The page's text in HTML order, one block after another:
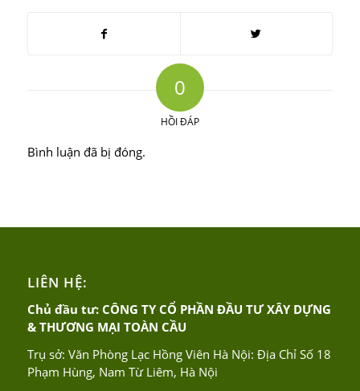
0
HỒI ĐÁP
Bình luận đã bị đóng.
LIÊN HỆ:
Chủ đầu tư: CÔNG TY CỔ PHẦN ĐẦU TƯ XÂY DỰNG
& THƯƠNG MẠI TOÀN CẦU
Trụ sở: Văn Phòng Lạc Hồng Viên Hà Nội: Địa Chỉ Số 18
Phạm Hùng, Nam Từ Liêm, Hà Nội